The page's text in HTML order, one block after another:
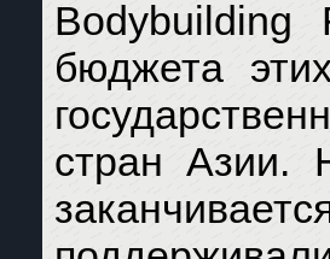
Bodybuilding
бюджета
стран Азии.